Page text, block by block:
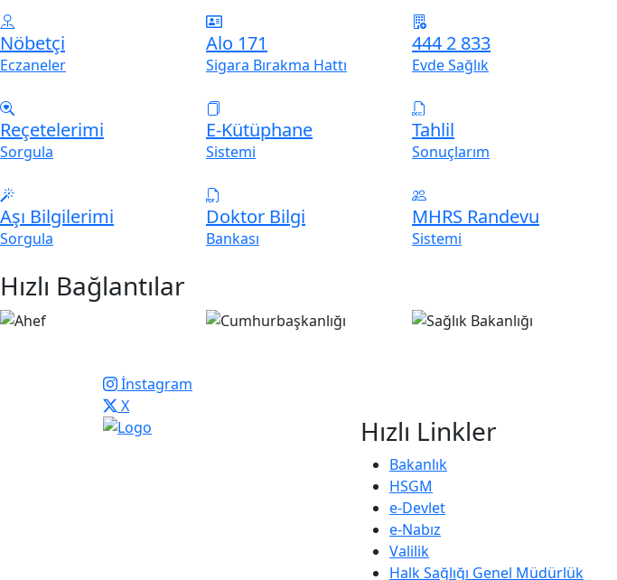
Nöbetçi
Eczaneler
Alo 171
Sigara Bırakma Hattı
444 2 833
Evde Sağlık
Reçetelerimi
Sorgula
E-Kütüphane
Sistemi
Tahlil
Sonuçlarım
Aşı Bilgilerimi
Sorgula
Doktor Bilgi
Bankası
MHRS Randevu
Sistemi
Hızlı Bağlantılar
İnstagram
X
Hızlı Linkler
Bakanlık
HSGM
e-Devlet
e-Nabız
Valilik
Halk Sağlığı Genel Müdürlük